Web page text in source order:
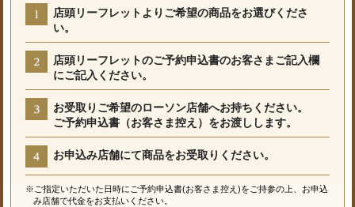
店頭リーフレットよりご希望の商品をお選びくださ
い。
店頭リーフレットのご予約申込書のお客さまご記入欄
にご記入ください。
お受取りご希望のローソン店舗へお持ちください。
ご予約申込書（お客さま控え）をお渡しします。
お申込み店舗にて商品をお受取りください。
※ご指定いただいた日時にご予約申込書(お客さま控え)をご持参の上、お申込
み店舗で代金をお支払いください。